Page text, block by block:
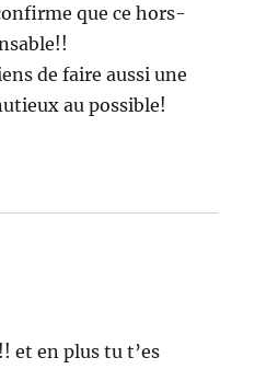
que ce hors-
de faire aussi une
au possible!
et en plus tu t’es